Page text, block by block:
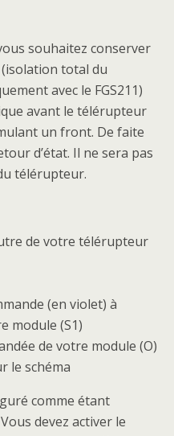
souhaitez conserver
total du
avec le FGS211)
avant le télérupteur
un front. De faite
d’état. Il ne sera pas
télérupteur.
de votre télérupteur
(en violet) à
module (S1)
de votre module (O)
le schéma
comme étant
devez activer le